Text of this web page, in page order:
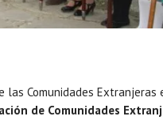
Comunidades Extranjeras
de Comunidades